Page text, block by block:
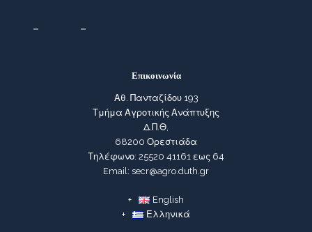
Επικοινωνία
Αθ. Πανταζίδου 193
Τμήμα Αγροτικής Ανάπτυξης
Δ.Π.Θ,
68200 Ορεστιάδα
Τηλέφωνο: 25520 41161 εως 64
Email: secr@agro.duth.gr
English
Ελληνικά